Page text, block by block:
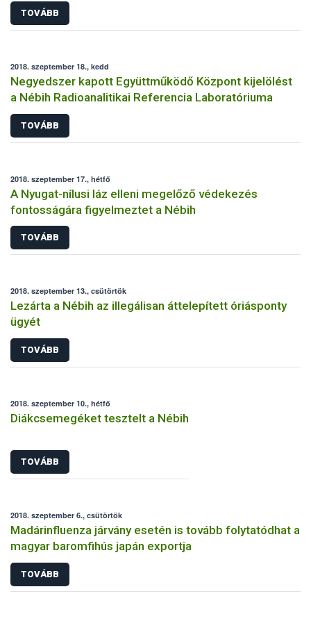
TOVÁBB
2018. szeptember 18., kedd
Negyedszer kapott Együttműködő Központ kijelölést
a Nébih Radioanalitikai Referencia Laboratóriuma
TOVÁBB
2018. szeptember 17., hétfő
A Nyugat-nílusi láz elleni megelőző védekezés
fontosságára figyelmeztet a Nébih
TOVÁBB
2018. szeptember 13., csütörtök
Lezárta a Nébih az illegálisan áttelepített óriásponty
ügyét
TOVÁBB
2018. szeptember 10., hétfő
Diákcsemegéket tesztelt a Nébih
TOVÁBB
2018. szeptember 6., csütörtök
Madárinfluenza járvány esetén is tovább folytatódhat a
magyar baromfihús japán exportja
TOVÁBB